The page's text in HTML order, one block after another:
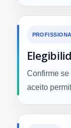
Confirme
aceito